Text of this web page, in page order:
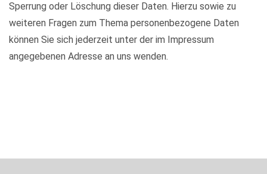
Sperrung oder Löschung dieser Daten. Hierzu sowie zu
weiteren Fragen zum Thema personenbezogene Daten
können Sie sich jederzeit unter der im Impressum
angegebenen Adresse an uns wenden.